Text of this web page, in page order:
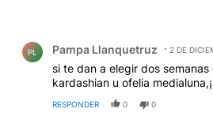
PL Pampa Llanquetruz 2 DE
si te dan a elegir dos
kardashian u ofelia
RESPONDER 0 0